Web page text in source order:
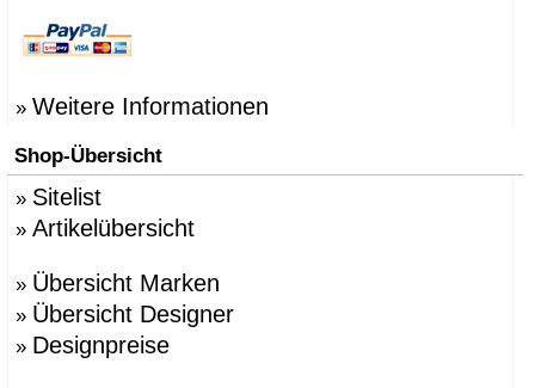
» Weitere Informationen
Shop-Übersicht
» Sitelist
» Artikelübersicht
» Übersicht Marken
» Übersicht Designer
» Designpreise